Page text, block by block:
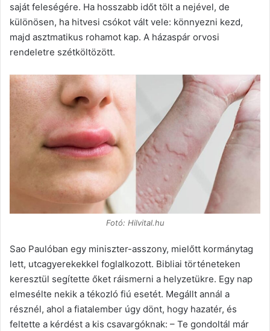
saját feleségére. Ha hosszabb időt tölt a nejével, de
különösen, ha hitvesi csókot vált vele: könnyezni kezd,
majd asztmatikus rohamot kap. A házaspár orvosi
rendeletre szétköltözött.
Fotó: Hilvital.hu
Sao Paulóban egy miniszter-asszony, mielőtt kormánytag
lett, utcagyerekekkel foglalkozott. Bibliai történeteken
keresztül segítette őket ráismerni a helyzetükre. Egy nap
elmesélte nekik a tékozló fiú esetét. Megállt annál a
résznél, ahol a fiatalember úgy dönt, hogy hazatér, és
feltette a kérdést a kis csavargóknak: – Te gondoltál már